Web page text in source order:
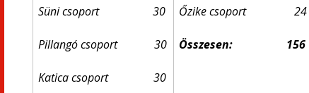
Süni csoport 30
Pillangó csoport 30
Katica csoport 30
Őzike csoport 24
Összesen: 156